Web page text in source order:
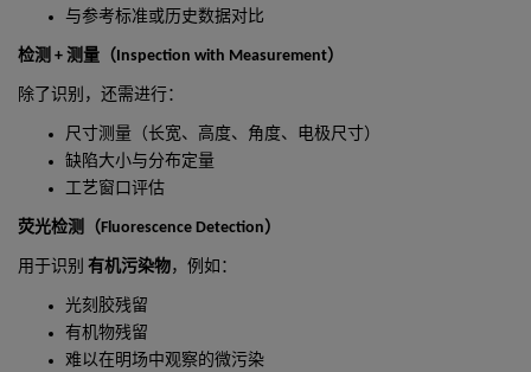
与参考标准或历史数据对比
检测 + 测量（Inspection with Measurement）
除了识别，还需进行：
尺寸测量（长宽、高度、角度、电极尺寸）
缺陷大小与分布定量
工艺窗口评估
荧光检测（Fluorescence Detection）
用于识别 有机污染物，例如：
光刻胶残留
有机物残留
难以在明场中观察的微污染